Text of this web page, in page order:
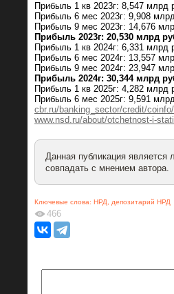
Прибыль 1 кв 2023г: 8,547 млрд
Прибыль 6 мес 2023г: 9,908
Прибыль 9 мес 2023г: 14,676
Прибыль 2023г: 20,530 млрд
Прибыль 1 кв 2024г: 6,331 млрд
Прибыль 6 мес 2024г: 13,557
Прибыль 9 мес 2024г: 23,947
Прибыль 2024г: 30,344 млрд
Прибыль 1 кв 2025г: 4,282 млрд
Прибыль 6 мес 2025г: 9,591
cbr.ru/banking_sector/credit/
www.nsd.ru/about/otchetnost-i-
Данная публикация
совпадать с мнением автора.
Ключевые слова: НРД депозитарий НРД
466